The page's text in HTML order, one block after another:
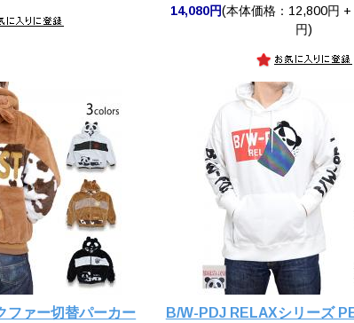
14,080円(本体価格：12,800円
円)
ファー切替パーカー
B/W-PDJ RELAXシリーズ